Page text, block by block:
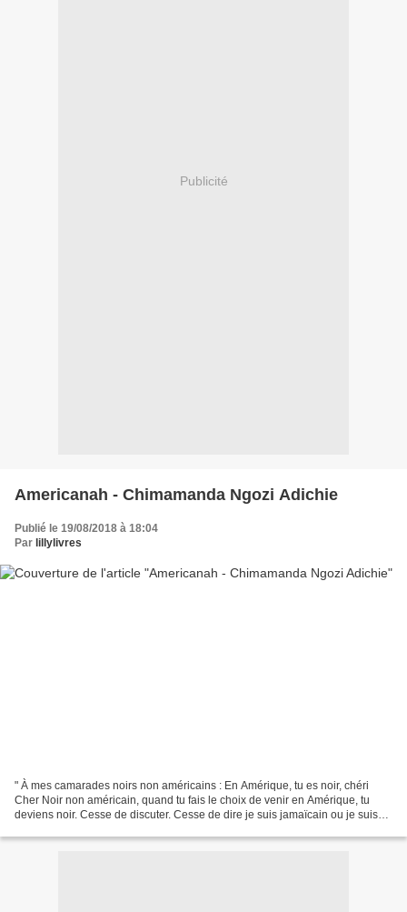
Publicité
Americanah - Chimamanda Ngozi Adichie
Publié le 19/08/2018 à 18:04
Par lillylivres
" À mes camarades noirs non américains : En Amérique, tu es noir, chéri
Cher Noir non américain, quand tu fais le choix de venir en Amérique, tu
deviens noir. Cesse de discuter. Cesse de dire je suis jamaïcain ou je suis